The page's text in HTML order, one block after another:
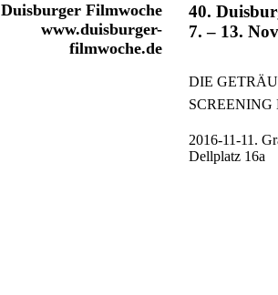
Duisburger Filmwoche
www.duisburger-
filmwoche.de
40.
7. – 13.
DIE
SCREENING
2016-11-11.
Dellplatz 16a